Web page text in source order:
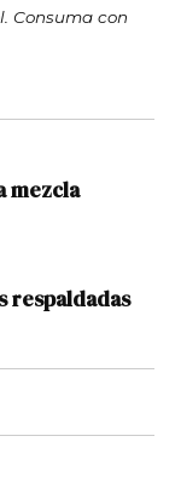
Consuma con
mezcla
respaldadas